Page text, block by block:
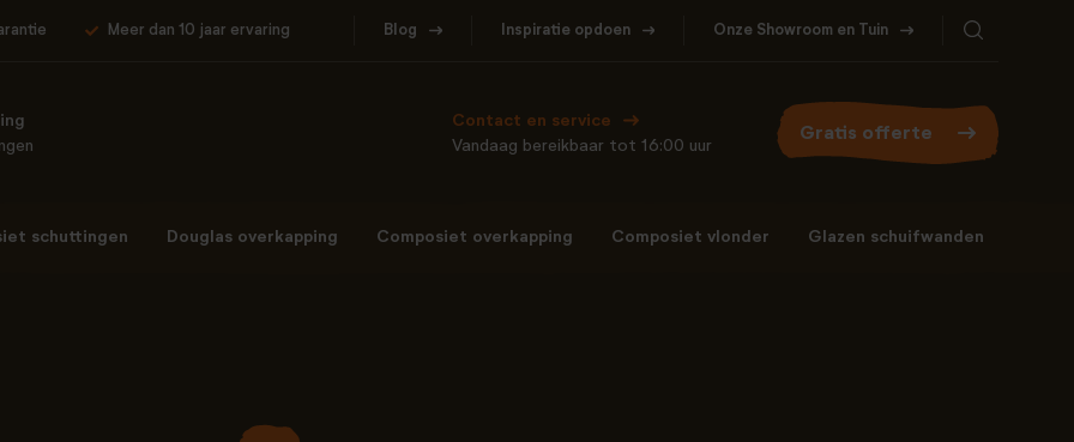
Meer dan 10 jaar ervaring Blog Inspiratie opdoen Onze Showroom en Tuin
Contact en service
Vandaag bereikbaar tot 16:00 uur
Gratis offerte
schuttingen Douglas overkapping Composiet overkapping Composiet vlonder Glazen schuifwanden